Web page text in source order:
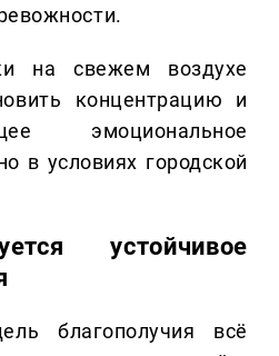
на свежем воздухе
концентрацию и
эмоциональное
в условиях городской
устойчивое
благополучия всё